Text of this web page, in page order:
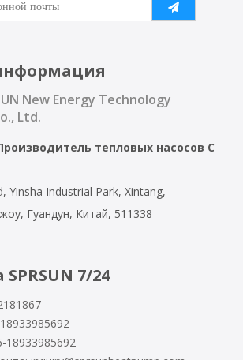
New Energy Technology
Ltd.
тепловых насосов С
Yinsha Industrial Park, Xintang,
Гуандун, Китай, 511338
7/24
18933985692